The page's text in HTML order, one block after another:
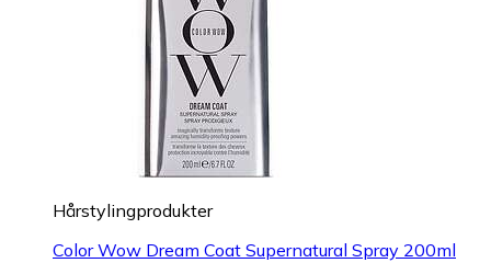
Hårstylingprodukter
Color Wow Dream Coat Supernatural Spray 200ml